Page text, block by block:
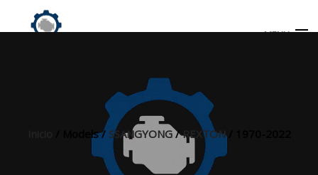
MENU
/ Models / SSANGYONG/REXTON/ 1970-2022